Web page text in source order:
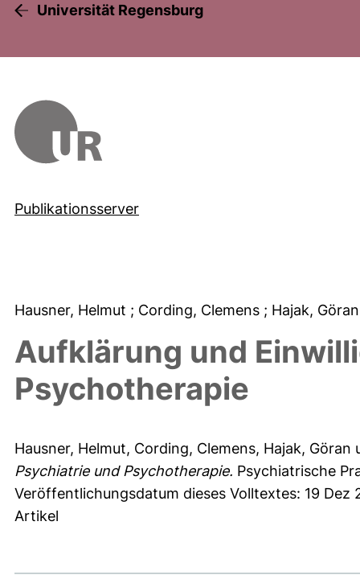
Universität Regensburg
Publikationsserver
Hausner, Helmut ; Cording, Clemens ; Hajak,
Aufklärung und
Psychotherapie
Hausner, Helmut, Cording, Clemens, Hajak, Göran
Psychiatrie und Psychotherapie. Psychiatrische
Veröffentlichungsdatum dieses Volltextes: 19 Dez
Artikel